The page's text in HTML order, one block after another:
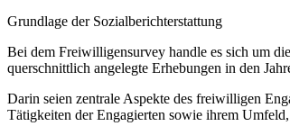
Grundlage der Sozialberichterstattung
Bei dem Freiwilligensurvey handle es sich um
querschnittlich angelegte Erhebungen in den
Darin seien zentrale Aspekte des freiwilligen
Tätigkeiten derEngagierten sowie ihrem